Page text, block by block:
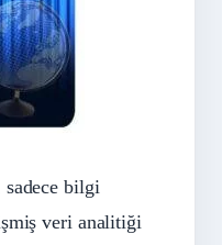
bilgi
veri analitiği